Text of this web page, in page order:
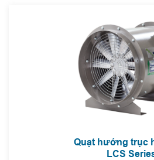
Quạt hướng trục
LCS